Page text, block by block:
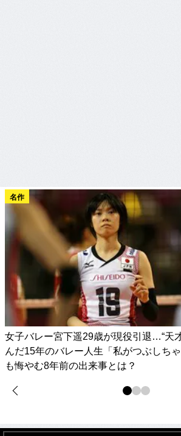
名作
女子バレー宮下遥29歳が現役引退…“天
んだ15年のバレー人生「私がつぶしち
も悔やむ8年前の出来事とは？